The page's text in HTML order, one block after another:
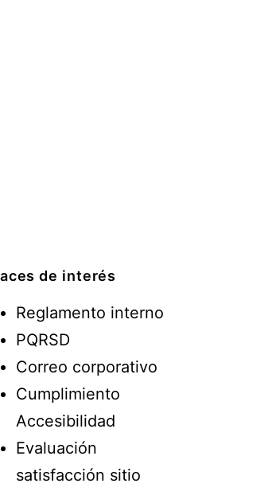
de interés
Reglamento interno
PQRSD
Correo corporativo
Cumplimiento
Accesibilidad
Evaluación
satisfacción sitio